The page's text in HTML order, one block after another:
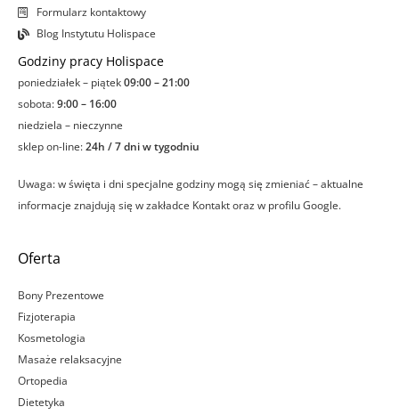
Formularz kontaktowy
Blog Instytutu Holispace
Godziny pracy Holispace
poniedziałek – piątek09:00 – 21:00
sobota:9:00 – 16:00
niedziela – nieczynne
sklep on-line:24h / 7 dni w tygodniu
Uwaga: w święta i dni specjalne godziny mogą się zmieniać – aktualne
informacje znajdują się w zakładce Kontakt oraz w profilu Google.
Oferta
Bony Prezentowe
Fizjoterapia
Kosmetologia
Masaże relaksacyjne
Ortopedia
Dietetyka